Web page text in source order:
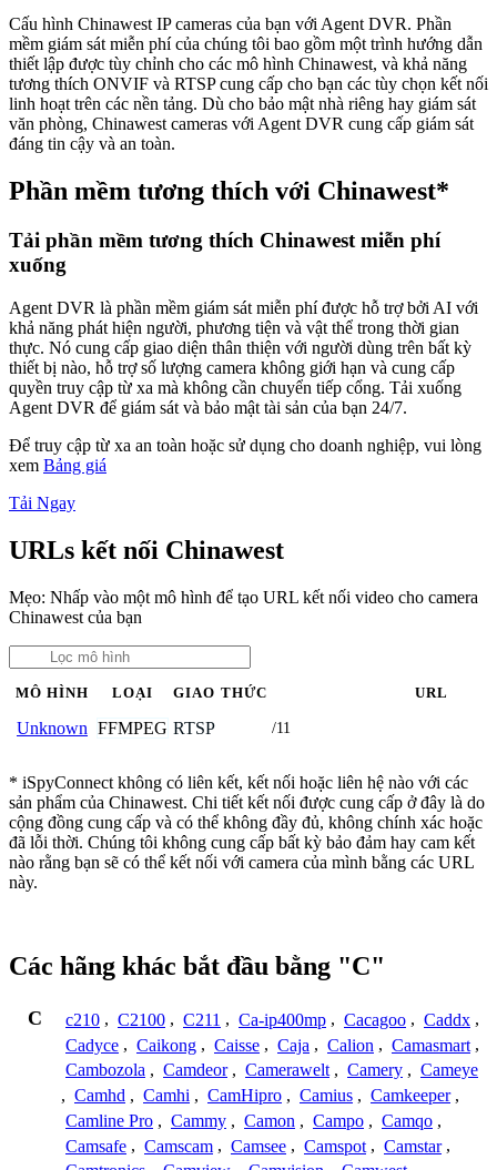
Cấu hình Chinawest IP cameras của bạn với Agent DVR. Phần
mềm giám sát miễn phí của chúng tôi bao gồm một trình hướng dẫn
thiết lập được tùy chỉnh cho các mô hình Chinawest, và khả năng
tương thích ONVIF và RTSP cung cấp cho bạn các tùy chọn kết nối
linh hoạt trên các nền tảng. Dù cho bảo mật nhà riêng hay giám sát
văn phòng, Chinawest cameras với Agent DVR cung cấp giám sát
đáng tin cậy và an toàn.
Phần mềm tương thích với Chinawest*
Tải phần mềm tương thích Chinawest miễn phí
xuống
Agent DVR là phần mềm giám sát miễn phí được hỗ trợ bởi AI với
khả năng phát hiện người, phương tiện và vật thể trong thời gian
thực. Nó cung cấp giao diện thân thiện với người dùng trên bất kỳ
thiết bị nào, hỗ trợ số lượng camera không giới hạn và cung cấp
quyền truy cập từ xa mà không cần chuyển tiếp cổng. Tải xuống
Agent DVR để giám sát và bảo mật tài sản của bạn 24/7.
Để truy cập từ xa an toàn hoặc sử dụng cho doanh nghiệp, vui lòng
xem Bảng giá
Tải Ngay
URLs kết nối Chinawest
Mẹo: Nhấp vào một mô hình để tạo URL kết nối video cho camera
Chinawest của bạn
MÔ HÌNH LOẠI GIAO THỨC URL
Unknown FFMPEG RTSP /11
* iSpyConnect không có liên kết, kết nối hoặc liên hệ nào với các
sản phẩm của Chinawest. Chi tiết kết nối được cung cấp ở đây là do
cộng đồng cung cấp và có thể không đầy đủ, không chính xác hoặc
đã lỗi thời. Chúng tôi không cung cấp bất kỳ bảo đảm hay cam kết
nào rằng bạn sẽ có thể kết nối với camera của mình bằng các URL
này.
Các hãng khác bắt đầu bằng "C"
C c210 , C2100 , C211 , Ca-ip400mp , Cacagoo , Caddx ,
Cadyce , Caikong , Caisse , Caja , Calion , Camasmart ,
Cambozola , Camdeor , Camerawelt , Camery , Cameye
, Camhd , Camhi , CamHipro , Camius , Camkeeper ,
Camline Pro , Cammy , Camon , Campo , Camqo ,
Camsafe , Camscam , Camsee , Camspot , Camstar ,